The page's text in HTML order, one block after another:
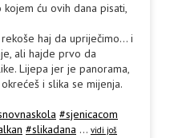
kojem ću ovih dana pisati,
haj da upriječimo... i
ali hajde prvo da
Lijepa jer je panorama,
i slika se mijenja.
#sjenicacom
#slikadana ... vidi još